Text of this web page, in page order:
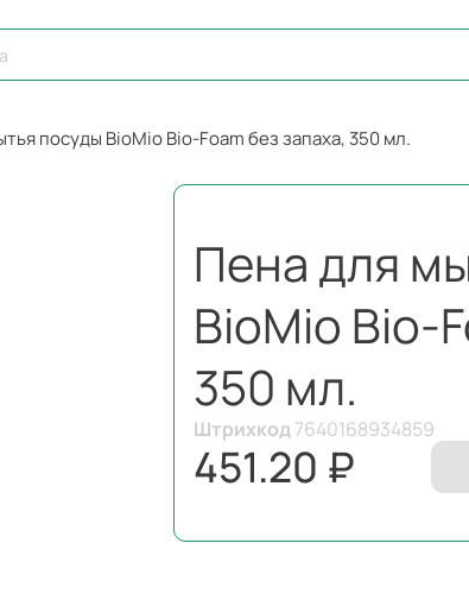
посуды BioMio Bio-Foam без запаха, 350 мл.
Пена для
BioMio Bio-
350 мл.
Штрихкод7640168934859
451.20 ₽